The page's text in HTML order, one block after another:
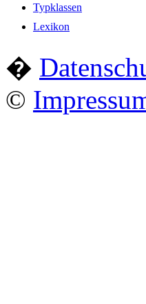
Typklassen
Lexikon
�
©